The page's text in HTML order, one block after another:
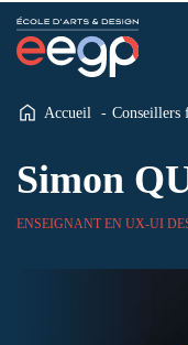
Formations
Alternance
Le blog
Contact
Accueil Conseillers
Simon
ENSEIGNANT EN UX-UI